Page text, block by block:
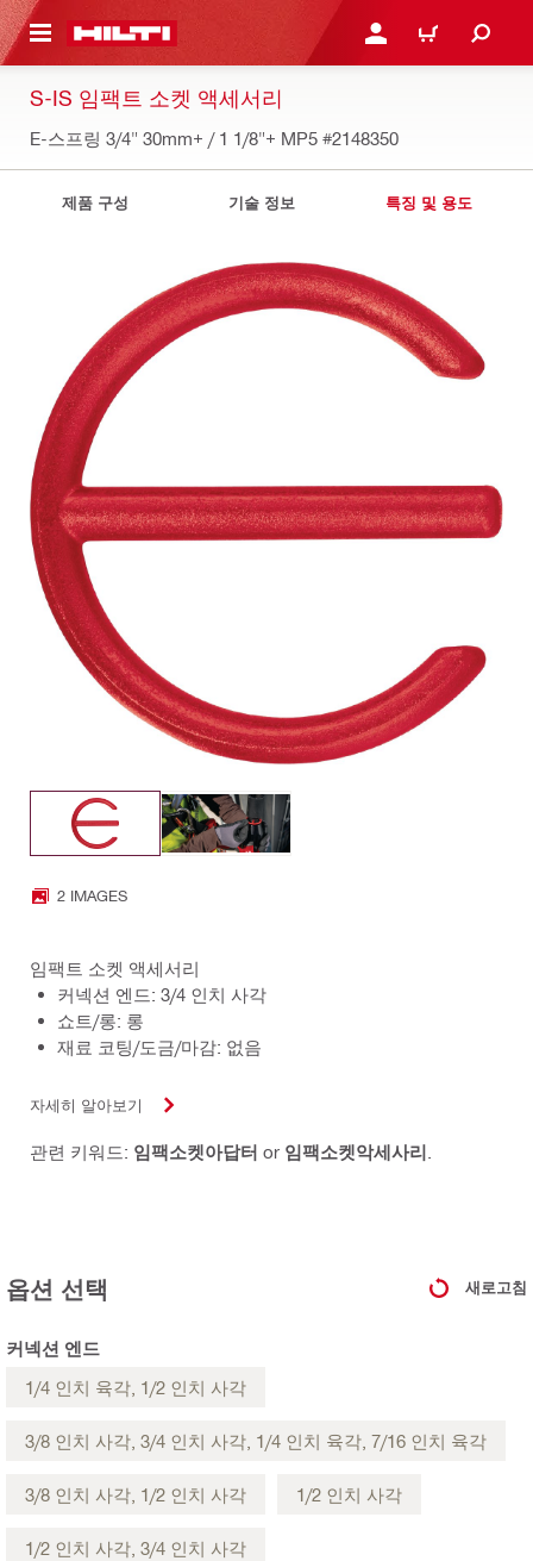
으로 건너뛰기 로그인 또는 회원가입
장바구니
S-IS 임팩트 소켓 액세서리
E-스프링 3/4" 30mm+ / 1 1/8"+ MP5 #2148350
제품 구성 기술 정보 특징 및 용도
2 IMAGES
임팩트 소켓 액세서리
커넥션 엔드: 3/4 인치 사각
쇼트/롱: 롱
재료 코팅/도금/마감: 없음
자세히 알아보기
관련 키워드: 임팩소켓아답터 or 임팩소켓악세사리
옵션 선택 새로고침
커넥션 엔드
1/4 인치 육각, 1/2 인치 사각
3/8 인치 사각, 3/4 인치 사각, 1/4 인치 육각, 7/16 인치 육각
3/8 인치 사각, 1/2 인치 사각 1/2 인치 사각
1/2 인치 사각, 3/4 인치 사각